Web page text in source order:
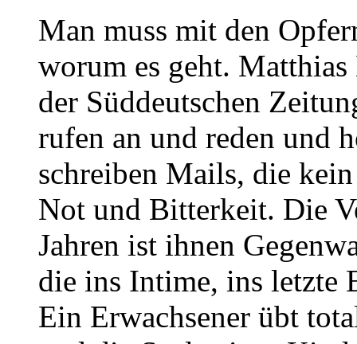
Man muss mit den
worum es geht.
der Süddeutschen
rufen an und reden und
schreiben Mails, die
Not und Bitterkeit. Die
Jahren ist ihnen
die ins Intime, ins letzte
Ein Erwachsener übt